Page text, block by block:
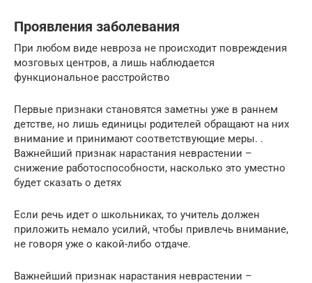
Проявления заболевания
При любом виде невроза не происходит повреждения
мозговых центров, а лишь наблюдается
функциональное расстройство
Первые признаки становятся заметны уже в раннем
детстве, но лишь единицы родителей обращают на них
внимание и принимают соответствующие меры. .
Важнейший признак нарастания неврастении –
снижение работоспособности, насколько это уместно
будет сказать о детях
Если речь идет о школьниках, то учитель должен
приложить немало усилий, чтобы привлечь внимание,
не говоря уже о какой-либо отдаче.
Важнейший признак нарастания неврастении –